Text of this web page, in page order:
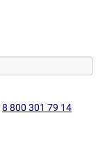
8 800 301 79 14